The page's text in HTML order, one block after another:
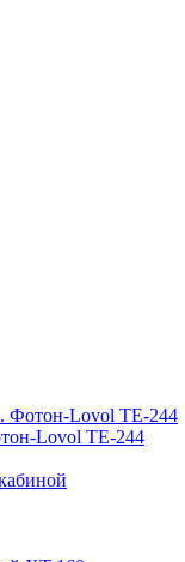
Фотон-Lovol ТЕ-244
Lovol ТЕ-244